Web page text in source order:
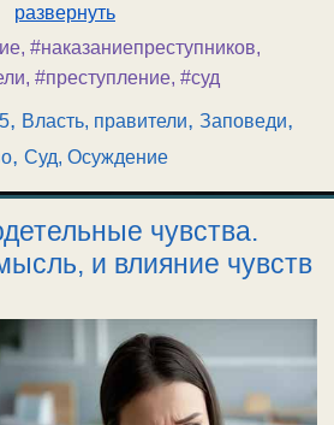
развернуть
, #наказаниепреступников,
, #преступление, #суд
, Власть, правители,Заповеди,
, Суд, Осуждение
чувства.
и влияние чувств